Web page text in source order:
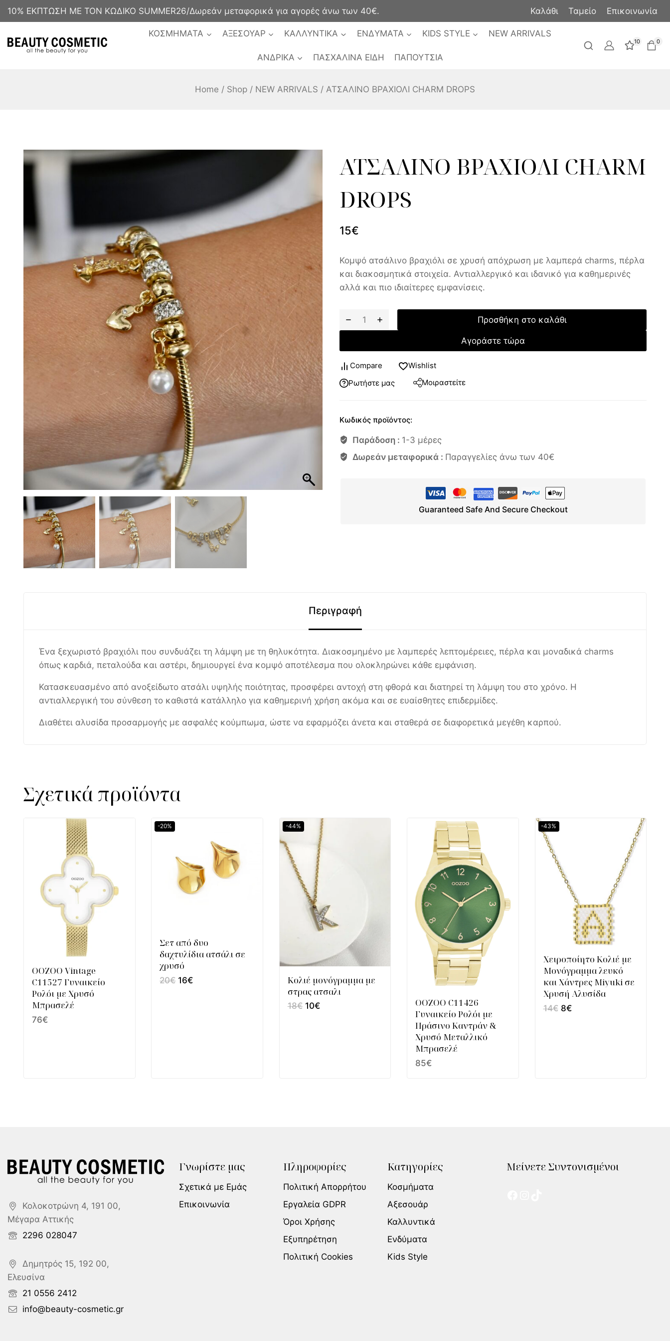
10% ΕΚΠΤΩΣΗ ΜΕ ΤΟΝ ΚΩΔΙΚΟ SUMMER26/Δωρεάν μεταφορικά για αγορές άνω των 40€. Καλάθι Ταμείο Επικοινωνία
ΚΟΣΜΗΜΑΤΑ ΑΞΕΣΟΥΑΡ ΚΑΛΛΥΝΤΙΚΑ ΕΝΔΥΜΑΤΑ KIDS STYLE NEW ARRIVALS
ΑΝΔΡΙΚΑ ΠΑΣΧΑΛΙΝΑ ΕΙΔΗ ΠΑΠΟΥΤΣΙΑ
10 0
Home / Shop / NEW ARRIVALS / ΑΤΣΑΛΙΝΟ ΒΡΑΧΙΟΛΙ CHARM DROPS
ΑΤΣΑΛΙΝΟ ΒΡΑΧΙΟΛΙ CHARM
DROPS
15€
Κομψό ατσάλινο βραχιόλι σε χρυσή απόχρωση με λαμπερά charms, πέρλα
και διακοσμητικά στοιχεία. Αντιαλλεργικό και ιδανικό για καθημερινές
αλλά και πιο ιδιαίτερες εμφανίσεις.
Προσθήκη στο καλάθι
Αγοράστε τώρα
Compare
Wishlist
Ρωτήστε μας
Μοιραστείτε
Κωδικός προϊόντος:
Παράδοση : 1-3 μέρες
Δωρεάν μεταφορικά : Παραγγελίες άνω των 40€
Guaranteed Safe And Secure Checkout
Περιγραφή
Ένα ξεχωριστό βραχιόλι που συνδυάζει τη λάμψη με τη θηλυκότητα. Διακοσμημένο με λαμπερές λεπτομέρειες, πέρλα και μοναδικά charms
όπως καρδιά, πεταλούδα και αστέρι, δημιουργεί ένα κομψό αποτέλεσμα που ολοκληρώνει κάθε εμφάνιση.
Κατασκευασμένο από ανοξείδωτο ατσάλι υψηλής ποιότητας, προσφέρει αντοχή στη φθορά και διατηρεί τη λάμψη του στο χρόνο. Η
αντιαλλεργική του σύνθεση το καθιστά κατάλληλο για καθημερινή χρήση ακόμα και σε ευαίσθητες επιδερμίδες.
Διαθέτει αλυσίδα προσαρμογής με ασφαλές κούμπωμα, ώστε να εφαρμόζει άνετα και σταθερά σε διαφορετικά μεγέθη καρπού.
Σχετικά προϊόντα
OOZOO Vintage
C11527 Γυναικείο
Ρολόι με Χρυσό
Μπρασελέ
76€
-20%
Σετ από δυο
δαχτυλίδια ατσάλι σε
χρυσό
20€ 16€
-44%
Κολιέ μονόγραμμα με
στρας ατσαλι
18€ 10€
OOZOO C11426
Γυναικείο Ρολόι με
Πράσινο Καντράν &
Χρυσό Μεταλλικό
Μπρασελέ
85€
-43%
Χειροποίητο Κολιέ με
Μονόγραμμα λευκό
και Χάντρες Miyuki σε
Χρυσή Αλυσίδα
14€ 8€
Κολοκοτρώνη 4, 191 00,
Μέγαρα Αττικής
2296 028047
Δημητρός 15, 192 00,
Ελευσίνα
21 0556 2412
info@beauty-cosmetic.gr
Γνωρίστε μας
Σχετικά με Εμάς
Επικοινωνία
Πληροφορίες
Πολιτική Απορρήτου
Εργαλεία GDPR
Όροι Χρήσης
Εξυπηρέτηση
Πολιτική Cookies
Κατηγορίες
Κοσμήματα
Αξεσουάρ
Καλλυντικά
Ενδύματα
Kids Style
Μείνετε Συντονισμένοι